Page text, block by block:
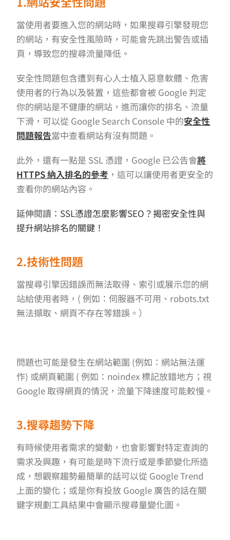
當使用者要進入您的網站時，如果搜尋引擎發現您
的網站，有安全性風險時，可能會先跳出警告或插
頁，導致您的搜尋流量降低。
安全性問題包含遭到有心人士植入惡意軟體、危害
使用者的行為以及裝置，這些都會被 Google 判定
你的網站是不健康的網站，進而讓你的排名、流量
下滑，可以從 Google Search Console 中的安全性
問題報告當中查看網站有沒有問題。
此外，還有一點是 SSL 憑證，Google 已公告會將
HTTPS 納入排名的參考 ，這可以讓使用者更安全的
查看你的網站內容。
延伸閱讀： SSL憑證怎麼影響SEO？揭密安全性與
提升網站排名的關鍵！
2.技術性問題
當搜尋引擎因錯誤而無法取得、索引或展示您的網
站給使用者時，( 例如：伺服器不可用、robots.txt
無法擷取、網頁不存在等錯誤。）
問題也可能是發生在網站範圍 (例如：網站無法運
作) 或網頁範圍 ( 例如：noindex 標記放錯地方；視
Google 取得網頁的情況，流量下降速度可能較慢。
3.搜尋趨勢下降
有時候使用者需求的變動，也會影響對特定查詢的
需求及興趣，有可能是時下流行或是季節變化所造
成，想觀察趨勢最簡單的話可以從 Google Trend
上面的變化；或是你有投放 Google 廣告的話在關
鍵字規劃工具結果中會顯示搜尋量變化圖。